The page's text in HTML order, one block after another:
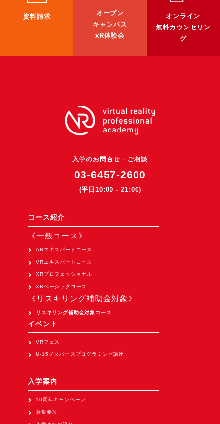
企業向け
3DGS受託開発
超体験★販促システム『XR Showcase Hub』2025年4月発売
MR体験型研修プラットフォーム『LegacyLink XR』2025年10月
バーチャルイベントプラットフォーム『MetaLiveStage』2025年
開発中
製造現場を革新する！『XR Worksupport Hub』開発中
>XR Museum『Artlogue』開発中
Unity研修
Apple Vision Pro アプリ開発研修
HoloLens 2 アプリ開発研修
XRビジネスフォーラム
TOKYO DIGICONX2026
（1/8～10東京ビッグサイト）に出展。
オートモーティブワールド2026
資料請求
オープン
キャンパス
xR体験会
オンライン
無料カウンセリン
グ
入学のお問合せ・ご相談
03-6457-2600
(平日10:00 - 21:00)
コース紹介
《一般コース》
ARエキスパートコース
VRエキスパートコース
XRプロフェッショナル
XRベーシックコース
《リスキリング補助金対象》
リスキリング補助金対象コース
イベント
VRフェス
U-15メタバースプログラミング講座
入学案内
10周年キャンペーン
募集要項